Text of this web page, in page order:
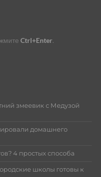
Ctrl+Enter.
змеевик с Медузой
домашнего
4 простых способа
школы готовы к